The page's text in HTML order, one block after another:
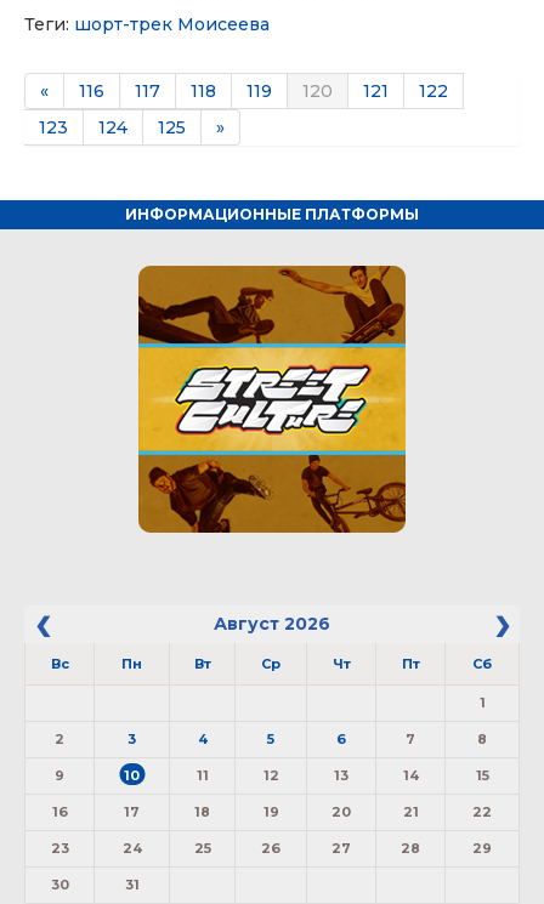
Теги: шорт-трек Моисеева
« 116 117 118 119 120 121
122
123
124 125 »
ИНФОРМАЦИОННЫЕ ПЛАТФОРМЫ
Август 2026
Вс Пн Вт Ср Чт Пт Сб
1
2 3 4 5 6 7 8
9 10 11 12 13 14 15
16 17 18 19 20 21 22
23 24 25 26 27 28 29
30 31